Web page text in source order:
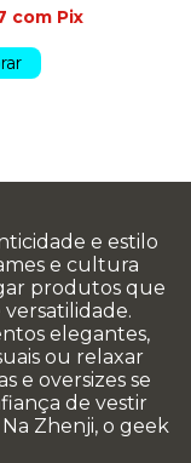
com Pix
e estilo
e cultura
produtos que
elegantes,
ou relaxar
e oversizes se
de vestir
Zhenji, o geek